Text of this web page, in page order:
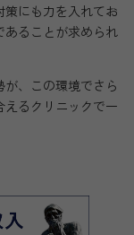
にも力を入れてお
あることが求められ
、この環境でさら
るクリニックで一